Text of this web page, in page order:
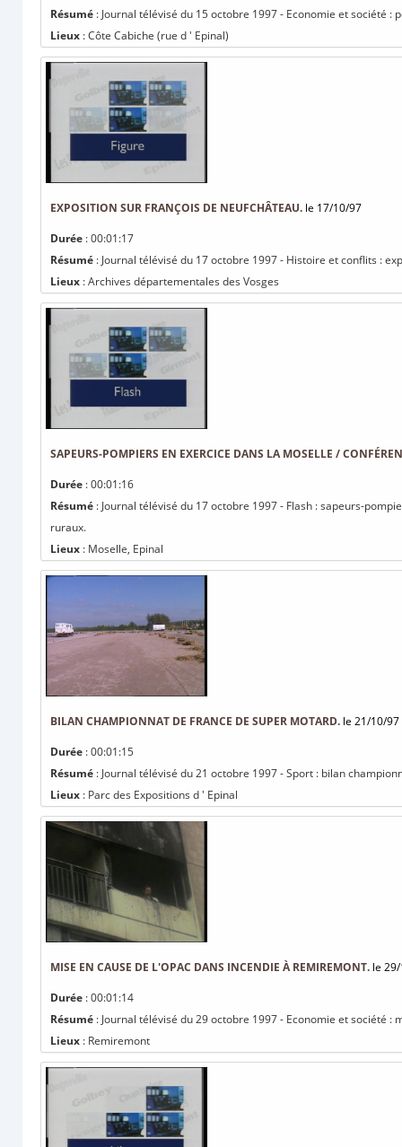
Résumé : Journal télévisé du 15 octobre 1997 - Economie et société :
Lieux : Côte Cabiche (rue d ' Epinal)
EXPOSITION SUR FRANÇOIS DE NEUFCHÂTEAU. le 17/10/97
Durée : 00:01:17
Résumé : Journal télévisé du 17 octobre 1997 - Histoire et conflits :
Lieux : Archives départementales des Vosges
SAPEURS-POMPIERS EN EXERCICE DANS LA MOSELLE /
Durée : 00:01:16
Résumé : Journal télévisé du 17 octobre 1997 - Flash : sapeurs-
ruraux.
Lieux : Moselle, Epinal
BILAN CHAMPIONNAT DE FRANCE DE SUPER MOTARD. le 21/10/97
Durée : 00:01:15
Résumé : Journal télévisé du 21 octobre 1997 - Sport : bilan
Lieux : Parc des Expositions d ' Epinal
MISE EN CAUSE DE L'OPAC DANS INCENDIE À REMIREMONT. le
Durée : 00:01:14
Résumé : Journal télévisé du 29 octobre 1997 - Economie et société :
Lieux : Remiremont